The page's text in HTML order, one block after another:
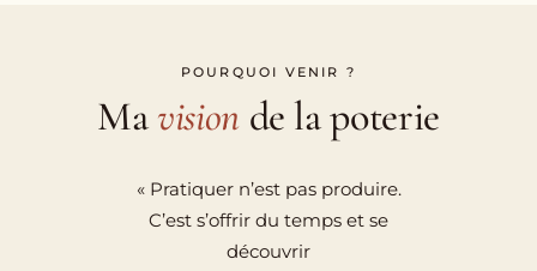
POURQUOI VENIR ?
Mavision de la poterie
« Pratiquer n’est pas produire.
C’est s’offrir du temps et se
découvrir